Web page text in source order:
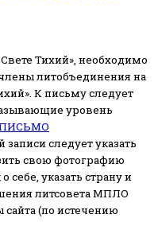
Тихий», необходимо
литобъединения на
К письму следует
уровень
следует указать
свою фотографию
себе, указать страну и
литсовета МПЛО
сайта (по истечению